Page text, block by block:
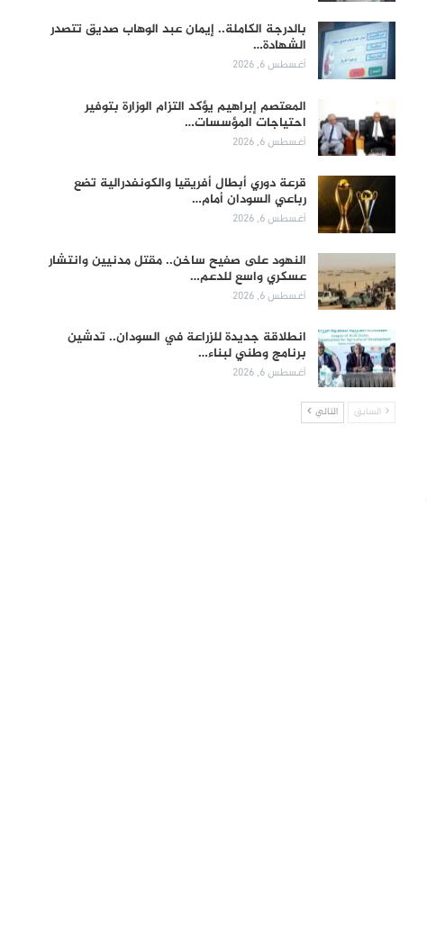
بالدرجة الكاملة.. إيمان عبد الوهاب صديق تتصدر
الشهادة…
أغسطس 6, 2026
المعتصم إبراهيم يؤكد التزام الوزارة بتوفير
احتياجات المؤسسات…
أغسطس 6, 2026
قرعة دوري أبطال أفريقيا والكونفدرالية تضع
رباعي السودان أمام…
أغسطس 6, 2026
النهود على صفيح ساخن.. مقتل مدنيين وانتشار
عسكري واسع للدعم…
أغسطس 6, 2026
انطلاقة جديدة للزراعة في السودان.. تدشين
برنامج وطني لبناء…
أغسطس 6, 2026
السابق التالي